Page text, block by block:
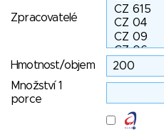
Zpracovatelé
Hmotnost/objem
Množství 1
porce